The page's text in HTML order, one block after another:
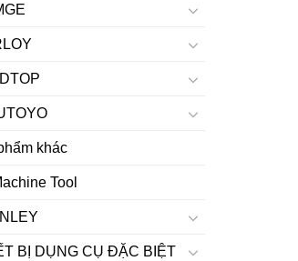
khác
Tool
BỊ DỤNG CỤ ĐẶC BIỆT